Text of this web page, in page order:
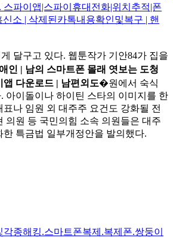
파이앱|스파이휴대전화|위치추적|폰
신소 | 삭제된카톡내용확인및복구 | 핸
달구고 있다. 웹툰작가 기안84가 집을
인 | 남의 스마트폰 몰래 엿보는 도청
다운로드 | 남편외도�원에서 숙식
아이돌이나 하이틴 스타의 이미지를 한
나 임원 외 대주주 요건도 강화될 전
의원 등 국민의힘 소속 의원들은 대주
한 특금법 일부개정안을 발의했다.
종해킹.스마트폰복제.복제폰.쌍둥이